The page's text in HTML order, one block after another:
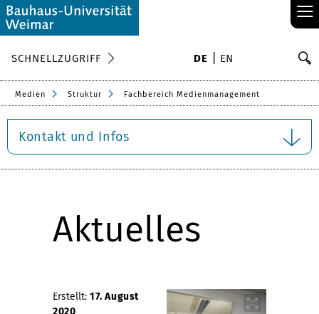
≡
SCHNELLZUGRIFF DE EN
Medien Struktur Fachbereich Medienmanagement
Kontakt und Infos
Aktuelles
Erstellt: 17. August
2020